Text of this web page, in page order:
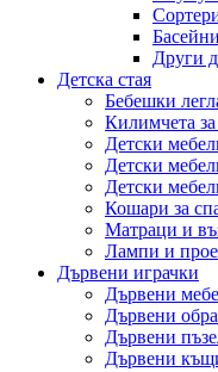
Други
Детска стая
Бебешки
Килимчета за
Детски
Детски
Детски
Кошари за
Матраци и
Лампи и
Дървени играчки
Дървени
Дървени
Дървени
Дървени